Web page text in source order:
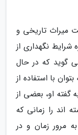
میراث تاریخی و
نگهداری از
گوید که در حال
با استفاده از
گفته او، بعضی از
اند را زمانی که
مرور زمان و در